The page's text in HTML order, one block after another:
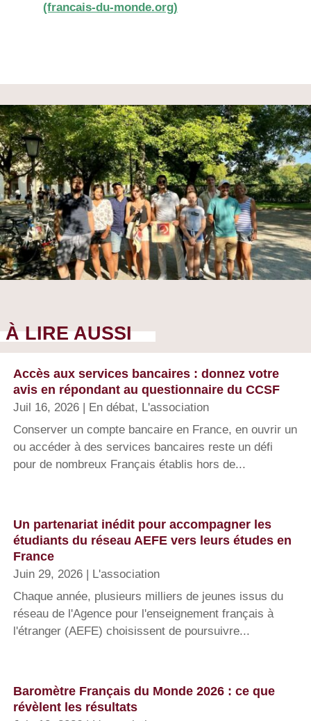
(francais-du-monde.org)
À LIRE AUSSI
Accès aux services bancaires : donnez votre
avis en répondant au questionnaire du CCSF
Juil 16, 2026 En débat, L'association
Conserver un compte bancaire en France, en ouvrir un
ou accéder à des services bancaires reste un défi
pour de nombreux Français établis hors de...
Un partenariat inédit pour accompagner les
étudiants du réseau AEFE vers leurs études en
France
Juin 29, 2026
L'association
Chaque année, plusieurs milliers de jeunes issus du
réseau de l'Agence pour l'enseignement français à
l'étranger (AEFE) choisissent de poursuivre...
Baromètre Français du Monde 2026 : ce que
révèlent les résultats